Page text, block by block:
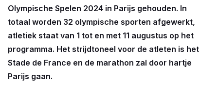
Olympische Spelen 2024 in Parijs gehouden. In
totaal worden 32 olympische sporten afgewerkt,
atletiek staat van 1 tot en met 11 augustus op het
programma. Het strijdtoneel voor de atleten is het
Stade de France en de marathon zal door hartje
Parijs gaan.